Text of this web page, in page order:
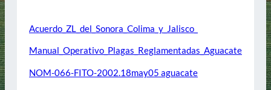
Acuerdo_ZL_del_Sonora_Colima_y_Jalisco_
Manual_Operativo_Plagas_Reglamentadas_Aguacate
NOM-066-FITO-2002.18may05 aguacate